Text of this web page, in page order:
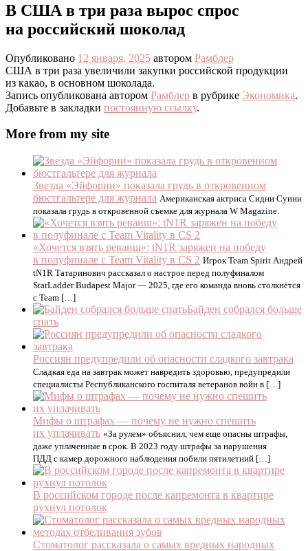
В США в три раза вырос спрос
на российский шоколад
Опубликовано 12 января, 2025 автором Рамблер
США в три раза увеличили закупки российской продукции
из какао, в основном шоколада.
Запись опубликована автором Рамблер в рубрике Экономика.
Добавьте в закладки постоянную ссылку.
More from my site
Звезда «Эйфории» показала грудь в откровенном
бюстгальтере для журнала Американская актриса Сидни Суини
показала грудь в откровенной съемке для журнала W Magazine.
«Хочется взять реванш»: tN1R заряжен на победу
в полуфинале с Team Vitality в CS 2 Игрок Team Spirit Андрей
tN1R Татаринович рассказал о настрое перед полуфиналом
StarLadder Budapest Major — 2025, где его команда вновь столкнётся
с Team […]
Байден собрался больше
спать
Россиян предупредили об опасности сладкого завтрака
Сладкая еда на завтрак может навредить здоровью, предупредили
специалисты Республиканского госпиталя ветеранов войн в […]
Мифы о штрафах — почему не нужно спешить
их уплачивать «За рулем» объяснил, чем еще опасны штрафы,
даже уплаченные в срок. В 2023 году штрафы за нарушения
ПДД с камер дорожного наблюдения побили пятилетний […]
В российском городе после капремонта в квартире
рухнул потолок
Стоматолог рассказала о самых вредных народных